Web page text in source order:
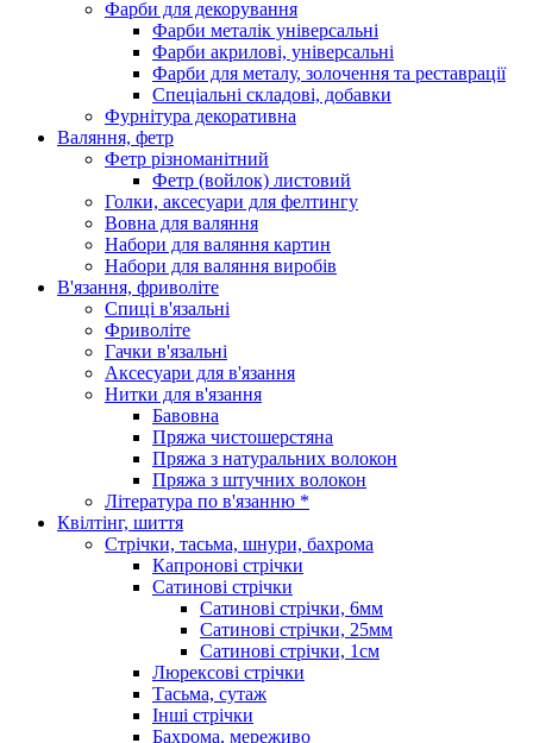
Фарби для декорування
Фарби металік універсальні
Фарби акрилові, універсальні
Фарби для металу, золочення та реставрації
Спеціальні складові, добавки
Фурнітура декоративна
Валяння, фетр
Фетр різноманітний
Фетр (войлок) листовий
Голки, аксесуари для фелтингу
Вовна для валяння
Набори для валяння картин
Набори для валяння виробів
В'язання, фриволіте
Спиці в'язальні
Фриволіте
Гачки в'язальні
Аксесуари для в'язання
Нитки для в'язання
Бавовна
Пряжа чистошерстяна
Пряжа з натуральних волокон
Пряжа з штучних волокон
Література по в'язанню *
Квілтінг, шиття
Стрічки, тасьма, шнури, бахрома
Капронові стрічки
Сатинові стрічки
Сатинові стрічки, 6мм
Сатинові стрічки, 25мм
Сатинові стрічки, 1см
Люрексові стрічки
Тасьма, сутаж
Інші стрічки
Бахрома, мереживо